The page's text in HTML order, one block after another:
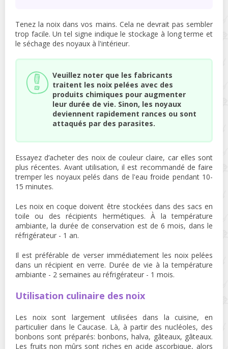
Tenez la noix dans vos mains. Cela ne devrait pas sembler
trop facile. Un tel signe indique le stockage à long terme et
le séchage des noyaux à l'intérieur.
Veuillez noter que les fabricants
traitent les noix pelées avec des
produits chimiques pour augmenter
leur durée de vie. Sinon, les noyaux
deviennent rapidement rances ou sont
attaqués par des parasites.
Essayez d’acheter des noix de couleur claire, car elles sont
plus récentes. Avant utilisation, il est recommandé de faire
tremper les noyaux pelés dans de l'eau froide pendant 10-
15 minutes.
Les noix en coque doivent être stockées dans des sacs en
toile ou des récipients hermétiques. À la température
ambiante, la durée de conservation est de 6 mois, dans le
réfrigérateur - 1 an.
Il est préférable de verser immédiatement les noix pelées
dans un récipient en verre. Durée de vie à la température
ambiante - 2 semaines au réfrigérateur - 1 mois.
Utilisation culinaire des noix
Les noix sont largement utilisées dans la cuisine, en
particulier dans le Caucase. Là, à partir des nucléoles, des
bonbons sont préparés: bonbons, halva, gâteaux, gâteaux.
Les fruits non mûrs sont riches en acide ascorbique, alors